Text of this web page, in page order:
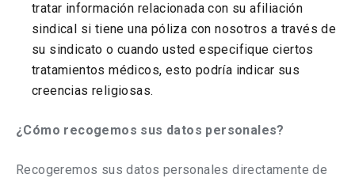
tratar información relacionada con su afiliación
sindical si tiene una póliza con nosotros a través de
su sindicato o cuando usted especifique ciertos
tratamientos médicos, esto podría indicar sus
creencias religiosas.
¿Cómo recogemos sus datos personales?
Recogeremos sus datos personales directamente de